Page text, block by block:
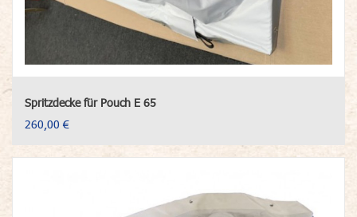
Spritzdecke für Pouch E 65
260,00 €